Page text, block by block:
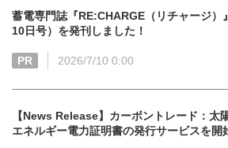
蓄電専門誌『RE:CHARGE（リチャージ）
10日号）を発刊しました！
PR 2026/7/10 0:00
【News Release】カーボントレード：
エネルギー電力証明書の発行サービスを開